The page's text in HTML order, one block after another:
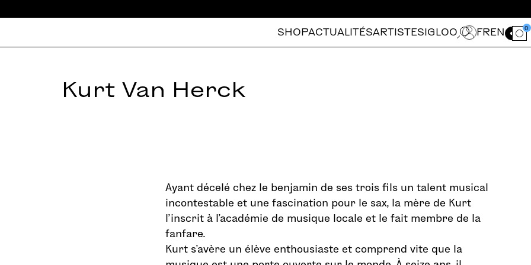
SHOPACTUALITÉSARTISTES IGLOO
Ouvrir le
FR EN 0
Kurt Van Herck
Ayant décelé chez le benjamin de ses trois fils un talent musical
incontestable et une fascination pour le sax, la mère de Kurt
l’inscrit à l’académie de musique locale et le fait membre de la
fanfare.
Kurt s’avère un élève enthousiaste et comprend vite que la